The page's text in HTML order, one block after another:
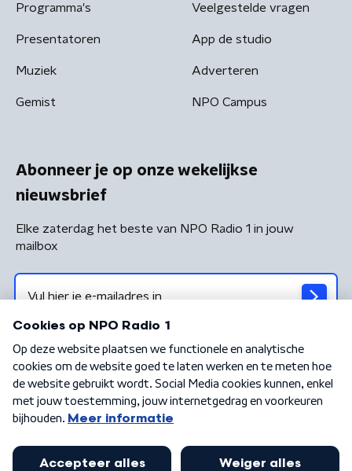
Programma's
Presentatoren
Muziek
Gemist
Veelgestelde vragen
App de studio
Adverteren
NPO Campus
Abonneer je op onze wekelijkse
nieuwsbrief
Elke zaterdag het beste van NPO Radio 1 in jouw
mailbox
Algemene voorwaarden